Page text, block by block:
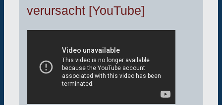
verursacht [YouTube]